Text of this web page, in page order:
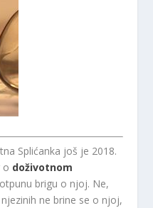
Splićanka još je 2018.
o doživotnom
brigu o njoj. Ne,
ne brine se o njoj,